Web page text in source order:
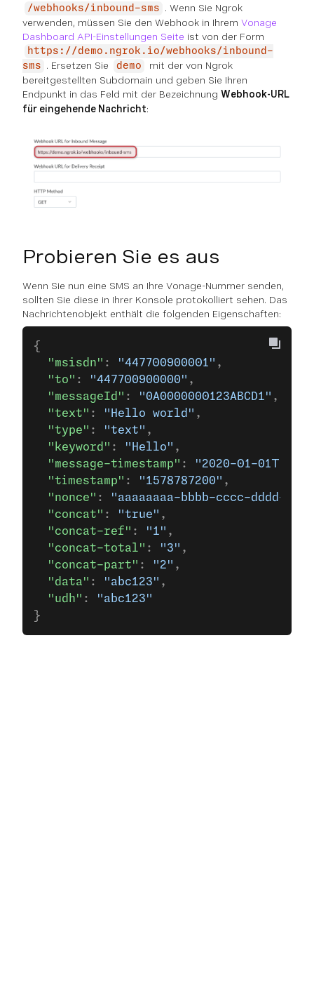
/webhooks/inbound-sms
. Wenn Sie Ngrok
verwenden, müssen Sie den Webhook in Ihrem Vonage
Dashboard API-Einstellungen Seite ist von der Form
https://demo.ngrok.io/webhooks/inbound-
sms
. Ersetzen Sie demo
mit der von Ngrok
bereitgestellten Subdomain und geben Sie Ihren
Endpunkt in das Feld mit der Bezeichnung Webhook-URL
für eingehende Nachricht:
Probieren Sie es aus
Wenn Sie nun eine SMS an Ihre Vonage-Nummer senden,
sollten Sie diese in Ihrer Konsole protokolliert sehen. Das
Nachrichtenobjekt enthält die folgenden Eigenschaften:
{
  "msisdn"
: "447700900001" ,
  "to"
: "447700900000" ,
  "messageId"
: "0A0000000123ABCD1" ,
  "text"
: "Hello world" ,
  "type"
: "text" ,
  "keyword"
: "Hello" ,
  "message-timestamp"
:
"2020-01-
  "timestamp"
: "1578787200" ,
  "nonce"
:
"aaaaaaaa-bbbb-cccc-dddd-
  "concat"
: "true" ,
  "concat-ref"
: "1" ,
  "concat-total"
: "3" ,
  "concat-part"
: "2" ,
  "data"
: "abc123" ,
  "udh"
:
"abc123"
}